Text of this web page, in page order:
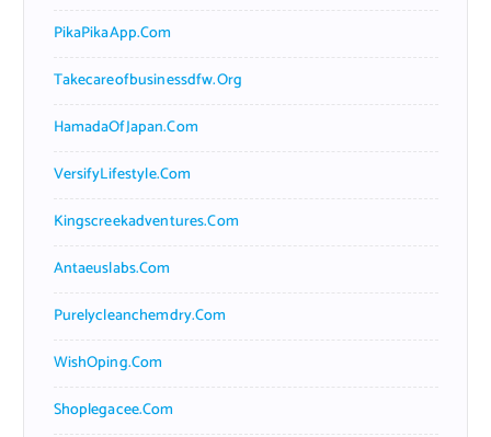
PikaPikaApp.com
Takecareofbusinessdfw.org
HamadaOfJapan.com
VersifyLifestyle.com
Kingscreekadventures.com
Antaeuslabs.com
Purelycleanchemdry.com
WishOping.com
Shoplegacee.com